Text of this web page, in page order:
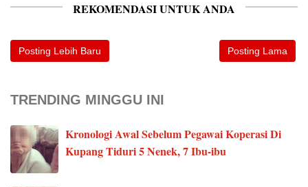
REKOMENDASI UNTUK ANDA
Posting Lebih Baru Posting Lama
TRENDING MINGGU INI
Kronologi Awal Sebelum Pegawai Koperasi Di
Kupang Tiduri 5 Nenek, 7 Ibu-ibu